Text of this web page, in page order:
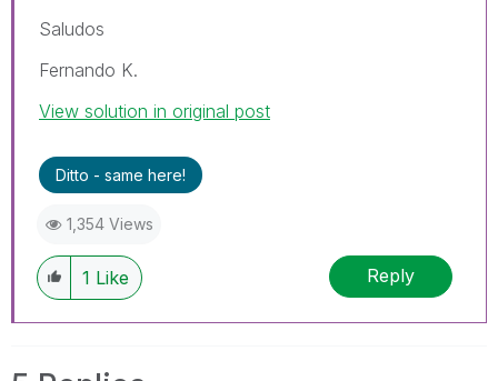
Saludos
Fernando K.
View solution in original post
Ditto - same here!
1,354 Views
1 Like Reply